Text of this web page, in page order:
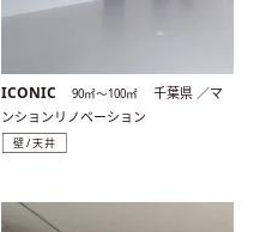
ICONIC 90㎡〜100㎡
千葉県 ／マ
ンションリノベーション
壁 / 天井